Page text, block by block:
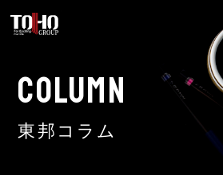
COLUMN
東邦コラム